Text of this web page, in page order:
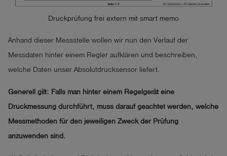
Druckprüfung frei extern mit smart memo
Anhand dieser Messstelle wollen wir nun den Verlauf der
Messdaten hinter einem Regler aufklären und beschreiben,
welche Daten unser Absolutdrucksensor liefert.
Generell gilt: Falls man hinter einem Regelgerät eine
Druckmessung durchführt, muss darauf geachtet werden, welche
Messmethoden für den jeweiligen Zweck der Prüfung
anzuwenden sind.